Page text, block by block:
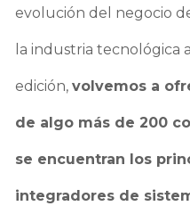
evolución del negocio
la industria tecnológica
edición,volvemos a
de algo más de 200
se encuentran los
integradores de